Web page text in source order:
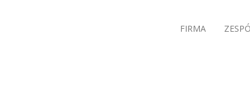
FIRMA